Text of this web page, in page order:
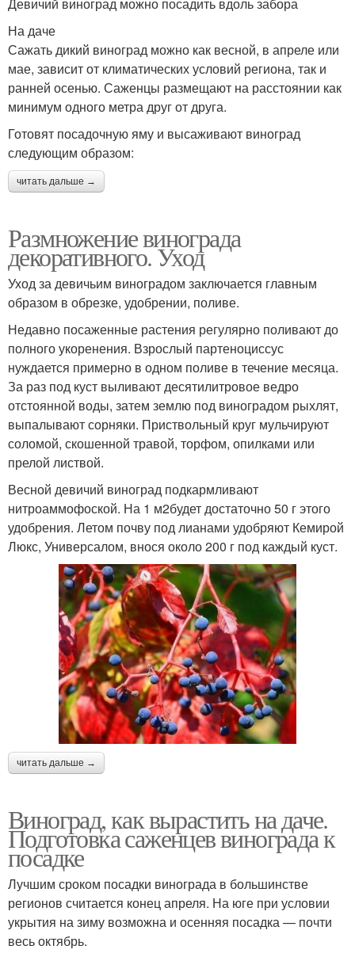
На даче
Сажать дикий виноград можно как весной, в апреле или
мае, зависит от климатических условий региона, так и
ранней осенью. Саженцы размещают на расстоянии как
минимум одного метра друг от друга.
Готовят посадочную яму и высаживают виноград
следующим образом:
читать дальше →
Размножение винограда
декоративного. Уход
Уход за девичьим виноградом заключается главным
образом в обрезке, удобрении, поливе.
Недавно посаженные растения регулярно поливают до
полного укоренения. Взрослый партеноциссус
нуждается примерно в одном поливе в течение месяца.
За раз под куст выливают десятилитровое ведро
отстоянной воды, затем землю под виноградом рыхлят,
выпалывают сорняки. Приствольный круг мульчируют
соломой, скошенной травой, торфом, опилками или
прелой листвой.
Весной девичий виноград подкармливают
нитроаммофоской. На 1 м2будет достаточно 50 г этого
удобрения. Летом почву под лианами удобряют Кемирой
Люкс, Универсалом, внося около 200 г под каждый куст.
читать дальше →
Виноград, как вырастить на даче.
Подготовка саженцев винограда к
посадке
Лучшим сроком посадки винограда в большинстве
регионов считается конец апреля. На юге при условии
укрытия на зиму возможна и осенняя посадка — почти
весь октябрь.